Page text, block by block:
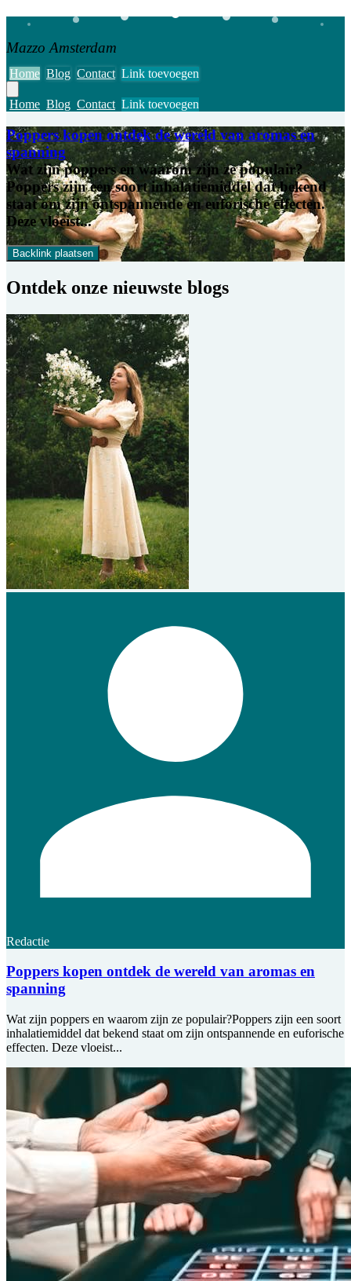
Mazzo Amsterdam
Home Blog Contact Link toevoegen
Home Blog Contact Link toevoegen
Poppers kopen ontdek de wereld van aromas en
spanning
Wat zijn poppers en waarom zijn ze populair?
Poppers zijn een soort inhalatiemiddel dat bekend
staat om zijn ontspannende en euforische effecten.
Deze vloeist...
Backlink plaatsen
Ontdek onze nieuwste blogs
Redactie
Poppers kopen ontdek de wereld van aromas en
spanning
Wat zijn poppers en waarom zijn ze populair?Poppers zijn een soort
inhalatiemiddel dat bekend staat om zijn ontspannende en euforische
effecten. Deze vloeist...